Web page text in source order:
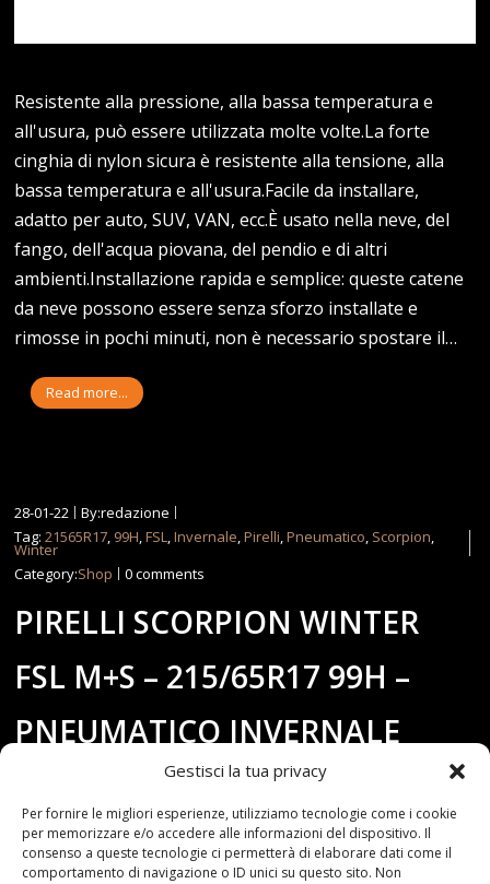
Gestisci la tua privacy
Per fornire le migliori esperienze, utilizziamo tecnologie come i cookie
per memorizzare e/o accedere alle informazioni del dispositivo. Il
consenso a queste tecnologie ci permetterà di elaborare dati come il
comportamento di navigazione o ID unici su questo sito. Non
Resistente alla pressione, alla bassa temperatura e
all'usura, può essere utilizzata molte volte.La forte
cinghia di nylon sicura è resistente alla tensione, alla
bassa temperatura e all'usura.Facile da installare,
adatto per auto, SUV, VAN, ecc.È usato nella neve, del
fango, dell'acqua piovana, del pendio e di altri
ambienti.Installazione rapida e semplice: queste catene
da neve possono essere senza sforzo installate e
rimosse in pochi minuti, non è necessario spostare il…
Read more...
28-01-22
By:redazione
Tag:21565R17, 99H,FSL,Invernale,Pirelli,Pneumatico, Scorpion,
Winter
Category:Shop 0 comments
PIRELLI SCORPION WINTER
FSL M+S – 215/65R17 99H –
PNEUMATICO INVERNALE